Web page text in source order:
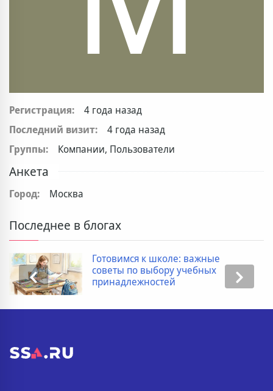
Регистрация:
4 года назад
Последний визит:
4 года назад
Группы:
Компании, Пользователи
Анкета
Город: Москва
Последнее в блогах
Готовимся к школе: важные
советы по выбору учебных
принадлежностей